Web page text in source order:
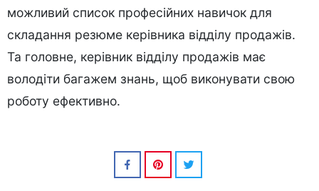
можливий список професійних навичок для
складання резюме керівника відділу продажів.
Та головне, керівник відділу продажів має
володіти багажем знань, щоб виконувати свою
роботу ефективно.